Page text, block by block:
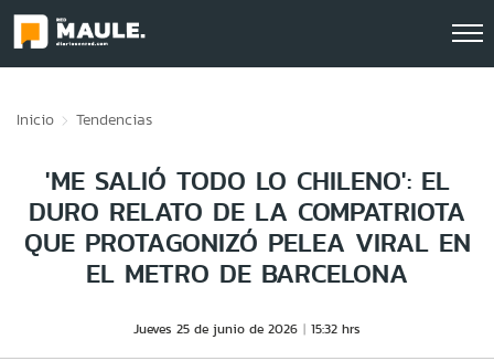
Inicio Tendencias
'ME SALIÓ TODO LO CHILENO': EL
DURO RELATO DE LA COMPATRIOTA
QUE PROTAGONIZÓ PELEA VIRAL EN
EL METRO DE BARCELONA
Jueves 25 de junio de 2026 15:32 hrs